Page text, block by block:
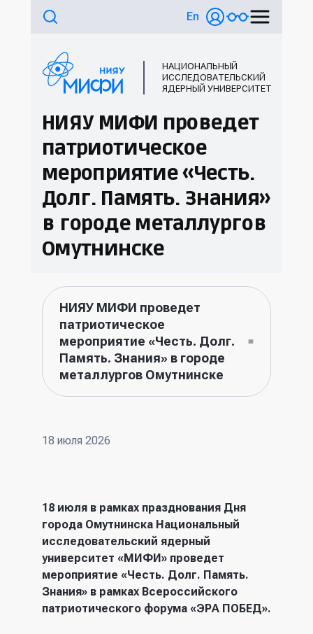
En
НАЦИОНАЛЬНЫЙ
ИССЛЕДОВАТЕЛЬСКИЙ
ЯДЕРНЫЙ УНИВЕРСИТЕТ
НИЯУ МИФИ проведет
патриотическое
мероприятие «Честь.
Долг. Память. Знания»
в городе металлургов
Омутнинске
18 июля 2026
18 июля в рамках празднования Дня
города Омутнинска Национальный
исследовательский ядерный
университет «МИФИ» проведет
мероприятие «Честь. Долг. Память.
Знания» в рамках Всероссийского
патриотического форума «ЭРА ПОБЕД».
НИЯУ МИФИ проведет
патриотическое
мероприятие «Честь. Долг.
Память. Знания» в городе
металлургов Омутнинске